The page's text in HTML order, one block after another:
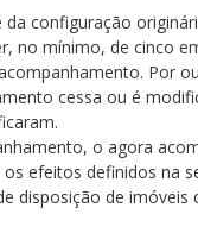
configuração
no mínimo, de cinco
Por
cessa ou é
o agora
efeitos definidos na
disposição de